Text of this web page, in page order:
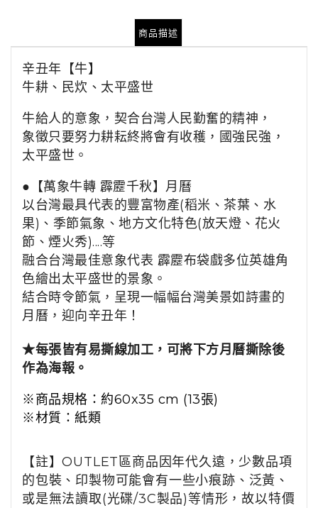
商品描述
辛丑年 【牛】
牛耕、民炊、太平盛世
牛給人的意象，契合台灣人民勤奮的精神，
象徵只要努力耕耘終將會有收穫，國強民強，
太平盛世。
● 【萬象牛轉 霹靂千秋】月曆
以台灣最具代表的豐富物產(稻米、茶葉、水
果)、 季節氣象 、 地方文化特色(放天燈、花火
節、煙火秀)....等
融合台灣最佳意象代表 霹靂布袋戲多位英雄角
色繪出太平盛世的景象。
結合時令節氣，呈現一幅幅台灣美景如詩畫的
月曆， 迎向辛丑年！
★每張皆有易撕線加工，可將下方月曆撕除後
作為海報。
※商品規格：約60x35 cm (13張)
※材質：紙類
【註】OUTLET區商品因年代久遠，少數品項
的包裝、印製物可能會有一些小痕跡、泛黃、
或是無法讀取(光碟/3C製品)等情形，故以特價